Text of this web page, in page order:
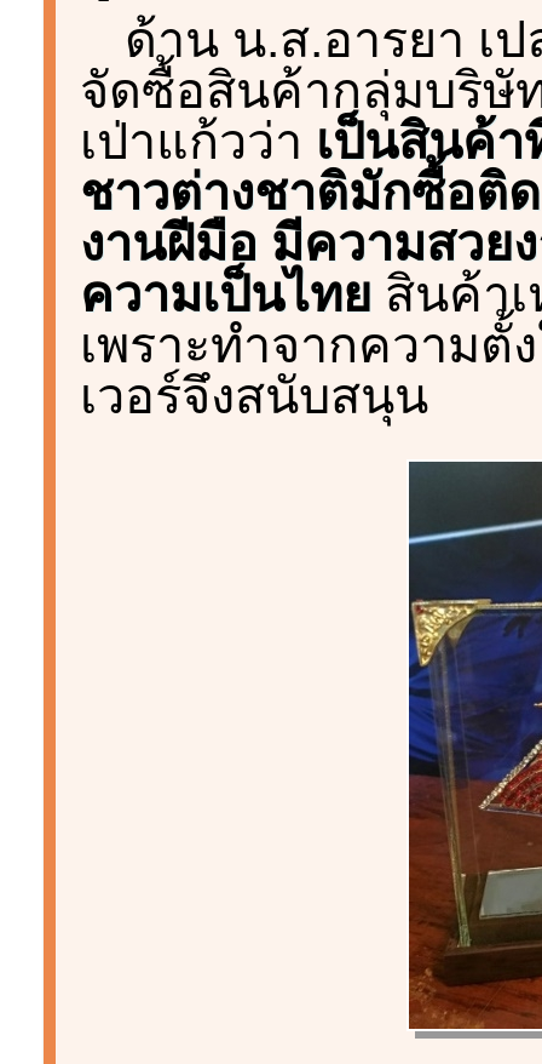
ด้าน น.ส.อารยา เ
จัดซื้อสินค้ากลุ่มบริษัท
เป่าแก้วว่า เป็นสินค้
ชาวต่างชาติมักซื้อติด
งานฝีมือ มีความสวย
ความเป็นไทย สินค้า
เพราะทำจากความตั้
เวอร์จึงสนับสนุน